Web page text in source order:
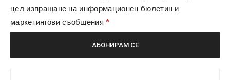
цел изпращане на информационен бюлетин и
маркетингови съобщения*